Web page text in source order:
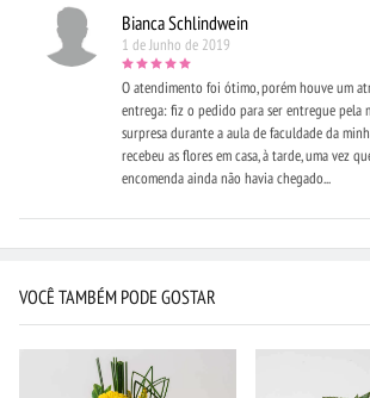
Bianca Schlindwein
1 de Junho de 2019
O atendimento foi ótimo, porém houve um
entrega: fiz o pedido para ser entregue pela
surpresa durante a aula de faculdade da
recebeu as flores em casa, à tarde, uma vez
encomenda ainda não havia chegado...
VOCÊ TAMBÉM PODE GOSTAR